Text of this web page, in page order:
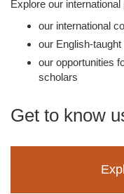
Explore our
our international
our English-
our opportunities
scholars
Get to know